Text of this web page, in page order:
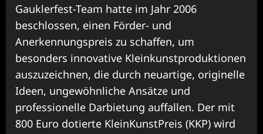
Gauklerfest-Team hatte im Jahr 2006
beschlossen, einen Förder- und
Anerkennungspreis zu schaffen, um
besonders innovative Kleinkunstproduktionen
auszuzeichnen, die durch neuartige, origi­nelle
Ideen, ungewöhnliche Ansätze und
professionelle Darbietung auffallen. Der mit
800 Euro dotierte KleinKunstPreis (KKP) wird